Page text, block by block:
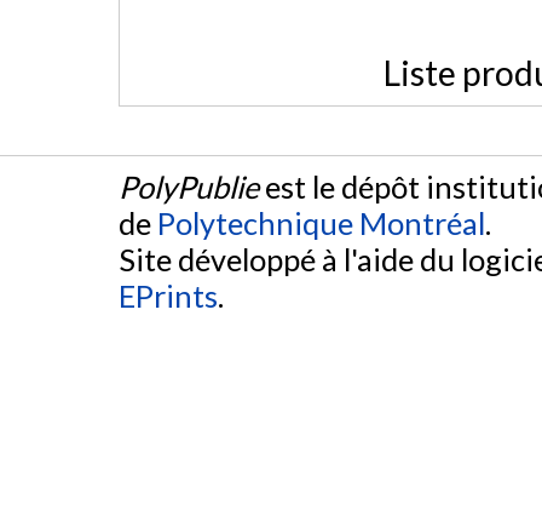
Liste
PolyPublieest le dépôt
de Polytechnique Montréal.
Site développé à l'aide du
EPrints.